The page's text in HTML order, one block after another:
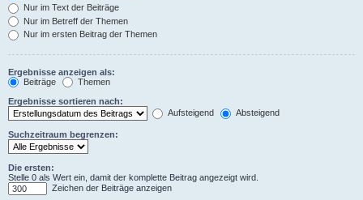
Nur im Text der Beiträge
Nur im Betreff der Themen
Nur im ersten Beitrag der Themen
Ergebnisse anzeigen als:
Beiträge
Themen
Ergebnisse sortieren nach:
Aufsteigend
Absteigend
Suchzeitraum begrenzen:
Die ersten:
Stelle 0 als Wert ein, damit der komplette Beitrag angezeigt wird.
Zeichen der Beiträge anzeigen